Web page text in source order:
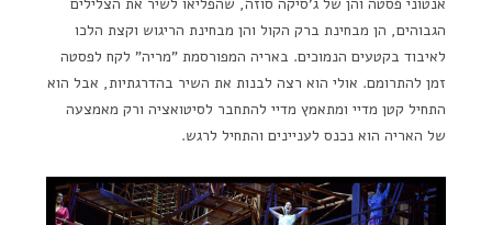
אנטוני פסטה והן של ג'סיקה סוזה, שהפליאו לשיר את הצלילים
הגבוהים, הן מבחינת ברק הקול והן מבחינת הריגוש וקצת הלכו
לאיבוד בקטעים הנמוכים. באריה המפורסמת "מריה" לקח לפסטה
זמן להתרומם. אולי הוא רצה לבנות את השיר בהדרגתיות, אבל הוא
התחיל קטן מדיי ומתאמץ מדיי להתחבר לסיטואציה ורק מאמצעה
של האריה הוא נכנס לעניינים והתחיל לרגש.